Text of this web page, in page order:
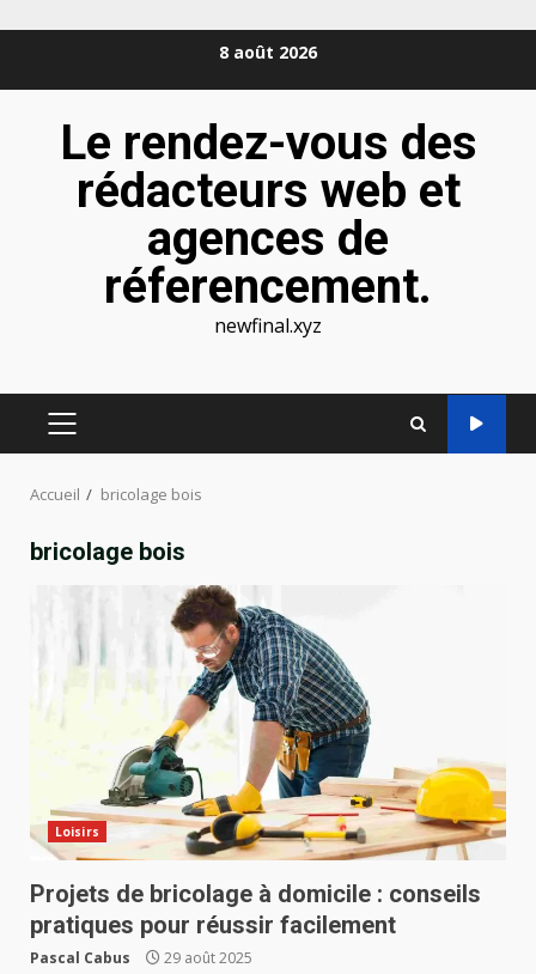
8 août 2026
Le rendez-vous des
rédacteurs web et
agences de
réferencement.
newfinal.xyz
MENU
Accueil bricolage bois
bricolage bois
Loisirs
Projets de bricolage à domicile : conseils
pratiques pour réussir facilement
Pascal Cabus 29 août 2025